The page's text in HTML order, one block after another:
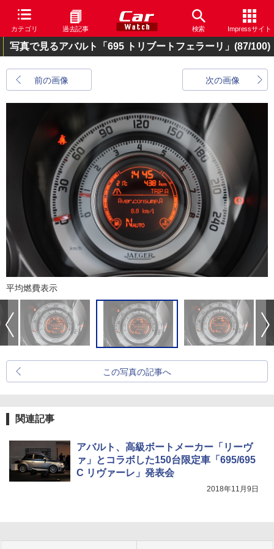
カテゴリ 過去記事 検索 Impressサイト
写真で見るアバルト「695 トリブートフェラーリ」 (87/100)
前の画像 次の画像
平均燃費表示
この写真の記事へ
関連記事
アバルト、高級ボートメーカー「リーヴ
ァ」とコラボした150台限定車「695/695
C リヴァーレ」発表会
2018年11月9日